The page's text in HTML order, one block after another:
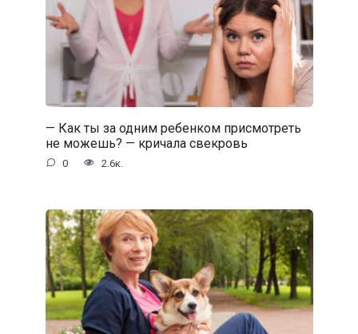
— Как ты за одним ребенком присмотреть
не можешь? — кричала свекровь
0 2.6к.